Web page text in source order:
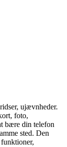
ujævnheder.
foto,
bære din telefon
sted. Den